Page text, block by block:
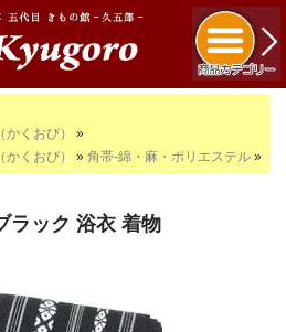
かくおび）
»
かくおび） » 角帯-綿・麻・ポリエステル »
ラック 浴衣 着物